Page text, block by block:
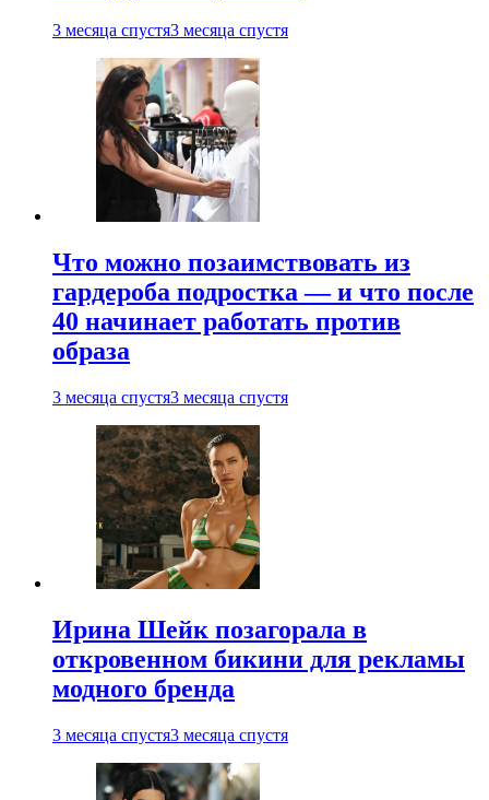
3 месяца спустя3 месяца спустя
Что можно позаимствовать из
гардероба подростка — и что после
40 начинает работать против
образа
3 месяца спустя3 месяца спустя
Ирина Шейк позагорала в
откровенном бикини для рекламы
модного бренда
3 месяца спустя3 месяца спустя